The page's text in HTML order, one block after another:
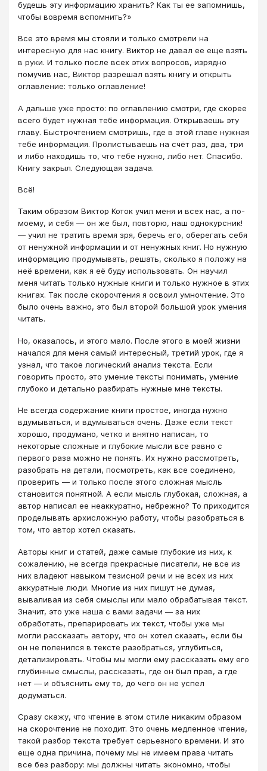
будешь эту информацию хранить? Как ты ее запомнишь,
чтобы вовремя вспомнить?»
Все это время мы стояли и только смотрели на
интересную для нас книгу. Виктор не давал ее еще взять
в руки. И только после всех этих вопросов, изрядно
помучив нас, Виктор разрешал взять книгу и открыть
оглавление: только оглавление!
А дальше уже просто: по оглавлению смотри, где скорее
всего будет нужная тебе информация. Открываешь эту
главу. Быстрочтением смотришь, где в этой главе нужная
тебе информация. Пролистываешь на счёт раз, два, три
и либо находишь то, что тебе нужно, либо нет. Спасибо.
Книгу закрыл. Следующая задача.
Всё!
Таким образом Виктор Коток учил меня и всех нас, а по-
моему, и себя — он же был, повторю, наш однокурсник!
— учил не тратить время зря, беречь его, оберегать себя
от ненужной информации и от ненужных книг. Но нужную
информацию продумывать, решать, сколько я положу на
неё времени, как я её буду использовать. Он научил
меня читать только нужные книги и только нужное в этих
книгах. Так после скорочтения я освоил умночтение. Это
было очень важно, это был второй большой урок умения
читать.
Но, оказалось, и этого мало. После этого в моей жизни
начался для меня самый интересный, третий урок, где я
узнал, что такое логический анализ текста. Если
говорить просто, это умение тексты понимать, умение
глубоко и детально разбирать нужные мне тексты.
Не всегда содержание книги простое, иногда нужно
вдумываться, и вдумываться очень. Даже если текст
хорошо, продумано, четко и внятно написан, то
некоторые сложные и глубокие мысли все равно с
первого раза можно не понять. Их нужно рассмотреть,
разобрать на детали, посмотреть, как все соединено,
проверить — и только после этого сложная мысль
становится понятной. А если мысль глубокая, сложная, а
автор написал ее неаккуратно, небрежно? То приходится
проделывать архисложную работу, чтобы разобраться в
том, что автор хотел сказать.
Авторы книг и статей, даже самые глубокие из них, к
сожалению, не всегда прекрасные писатели, не все из
них владеют навыком тезисной речи и не всех из них
аккуратные люди. Многие из них пишут не думая,
вываливая из себя смыслы или мало обрабатывая текст.
Значит, это уже наша с вами задачи — за них
обработать, препарировать их текст, чтобы уже мы
могли рассказать автору, что он хотел сказать, если бы
он не поленился в тексте разобраться, углубиться,
детализировать. Чтобы мы могли ему рассказать ему его
глубинные смыслы, рассказать, где он был прав, а где
нет — и объяснить ему то, до чего он не успел
додуматься.
Сразу скажу, что чтение в этом стиле никаким образом
на скорочтение не походит. Это очень медленное чтение,
такой разбор текста требует серьезного времени. И это
еще одна причина, почему мы не имеем права читать
все без разбору: мы должны читать экономно, чтобы